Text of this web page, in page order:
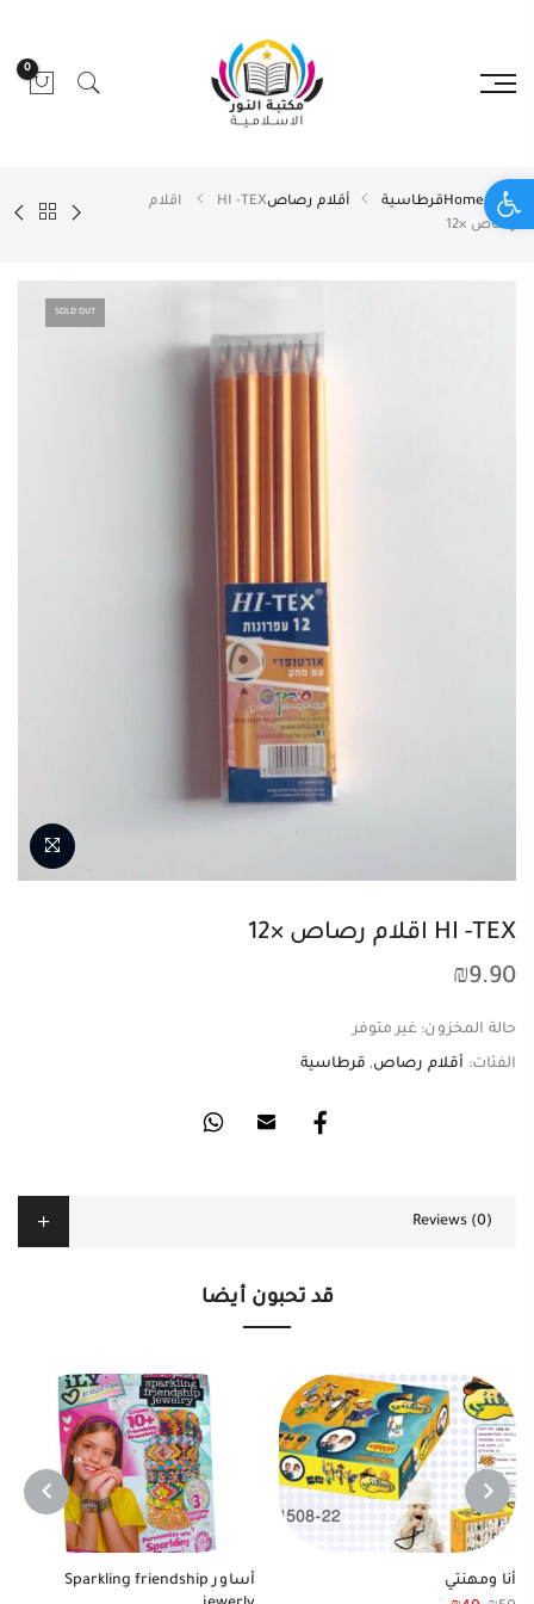
Open toolbar
0
Homeقرطاسية أقلام رصاص
HI -TEX اقلام
رصاص ×12
SOLD OUT
HI -TEX اقلام رصاص ×12
₪9.90
حالة المخزون: غير متوفر
الفئات: أقلام رصاص, قرطاسية
Reviews (0)
قد تحبون أيضا
PREVIOUS
أنا ومهنتي
أساور Sparkling friendship
NEXT